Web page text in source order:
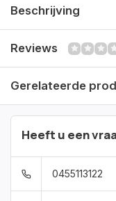
Beschrijving
Reviews
Gerelateerde
Heeft u een
0455113122